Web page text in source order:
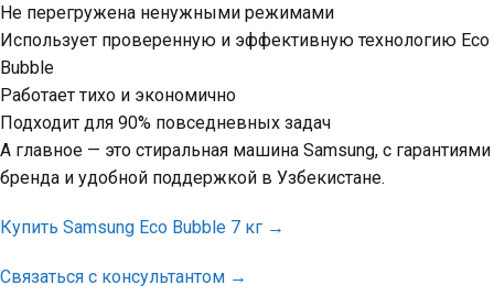
Не перегружена ненужными режимами
Использует проверенную и эффективную технологию Eco
Bubble
Работает тихо и экономично
Подходит для 90% повседневных задач
А главное — это стиральная машина Samsung, с гарантиями
бренда и удобной поддержкой в Узбекистане.
Купить Samsung Eco Bubble 7 кг →
Связаться с консультантом →